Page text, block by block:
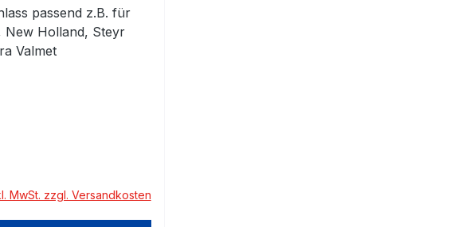
passend z.B. für
New Holland, Steyr
Valmet
Preis:
MwSt. zzgl. Versandkosten